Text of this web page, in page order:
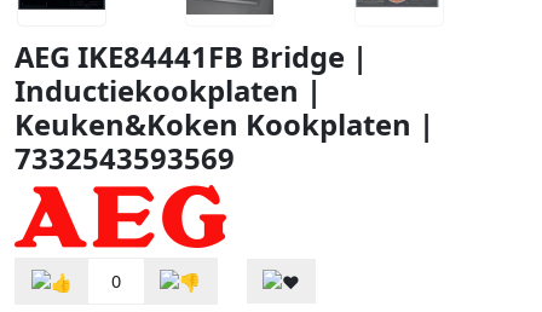
AEG IKE84441FB Bridge |
Inductiekookplaten |
Keuken&Koken Kookplaten |
7332543593569
0